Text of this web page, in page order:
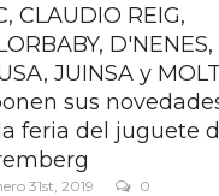
CLAUDIO REIG,
D'NENES,
JUINSA y
sus
feria del juguete
31st, 2019 0